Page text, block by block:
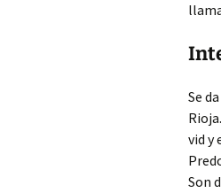
Se
vid y
Son